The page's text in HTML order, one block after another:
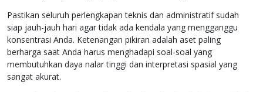
Pastikan seluruh perlengkapan teknis dan administratif sudah
siap jauh-jauh hari agar tidak ada kendala yang mengganggu
konsentrasi Anda. Ketenangan pikiran adalah aset paling
berharga saat Anda harus menghadapi soal-soal yang
membutuhkan daya nalar tinggi dan interpretasi spasial yang
sangat akurat.